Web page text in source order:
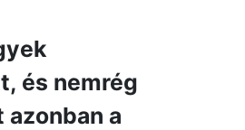
és nemrég
a